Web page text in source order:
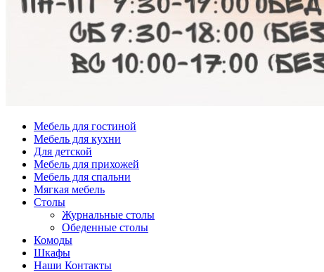
Мебель для гостиной
Мебель для кухни
Для детской
Мебель для прихожей
Мебель для спальни
Мягкая мебель
Столы
Журнальные столы
Обеденные столы
Комоды
Шкафы
Наши Контакты